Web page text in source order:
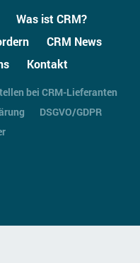
Was ist CRM?
CRM News
Kontakt
bei CRM-Lieferanten
DSGVO/GDPR